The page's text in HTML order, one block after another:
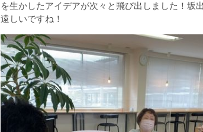
を生かしたアイデアが次々と飛び出しました！坂
遠しいですね！